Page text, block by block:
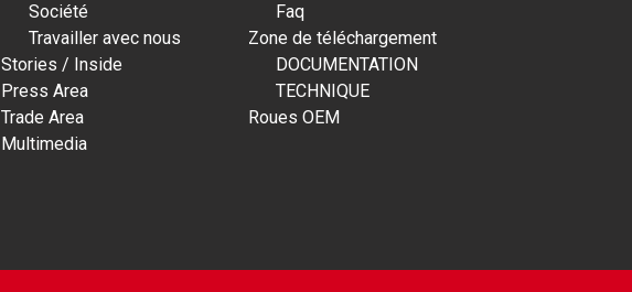
Société
Travailler avec nous
Stories / Inside
Press Area
Trade Area
Multimedia
Faq
Zone de téléchargement
DOCUMENTATION
TECHNIQUE
Roues OEM